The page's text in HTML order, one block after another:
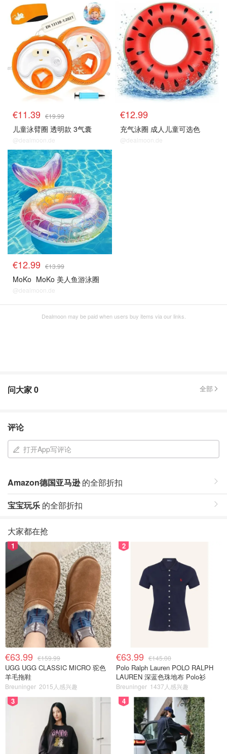
€11.39 €19.99
儿童泳臂圈 透明款 3气囊
@dealmoon.de
€12.99
充气泳圈 成人儿童可选色
@dealmoon.de
€12.99 €13.99
MoKo MoKo 美人鱼游泳圈
@dealmoon.de
Dealmoon may be paid when users buy items via our links.
问大家0 全部
评论
打开App写评论
Amazon德国亚马逊的全部折扣
宝宝玩乐 的全部折扣
大家都在抢
1
€63.99 €159.99
UGG UGG CLASSIC MICRO 驼色
羊毛拖鞋
Breuninger 2015人感兴趣
2
€63.99 €145.00
Polo Ralph Lauren POLO RALPH
LAUREN 深蓝色珠地布 Polo衫
Breuninger 1437人感兴趣
3 4